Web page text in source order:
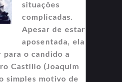
situações
complicadas.
Apesar de estar
aposentada, ela
o candido a
Castillo (Joaquim
simples motivo de